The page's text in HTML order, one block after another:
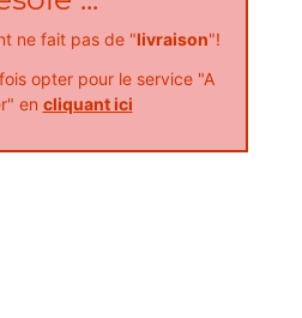
€
ne fait pas de "livraison"!
opter pour le service "A
en cliquant ici